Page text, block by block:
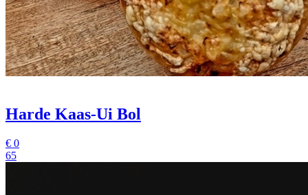
Harde Kaas-Ui Bol
€ 0
65